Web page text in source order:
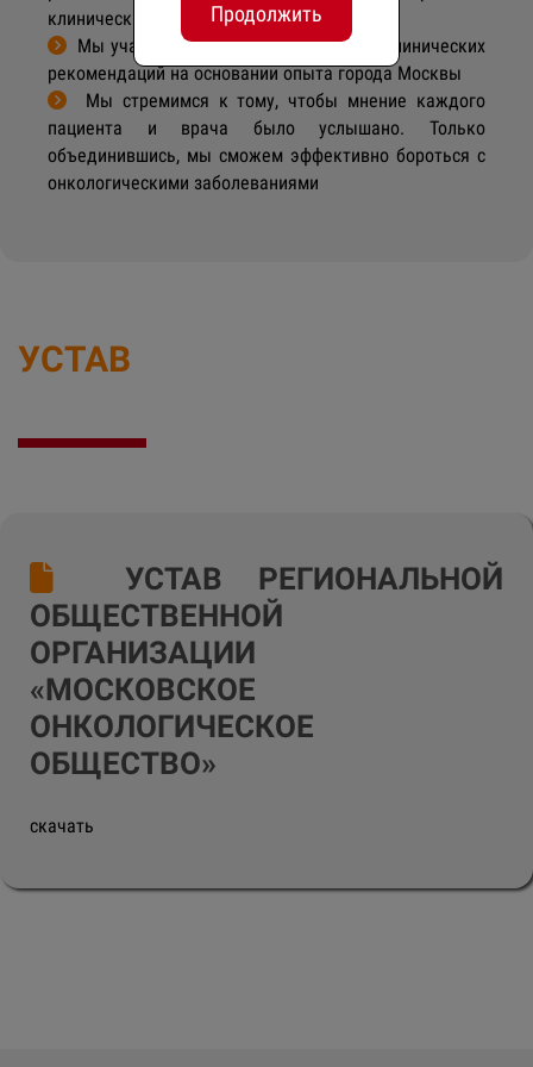
клинических рекомендаций
Мы участвуем в работе по созданию клинических
рекомендаций на основании опыта города Москвы
Мы стремимся к тому, чтобы мнение каждого
пациента и врача было услышано. Только
объединившись, мы сможем эффективно бороться с
онкологическими заболеваниями
УСТАВ
УСТАВ РЕГИОНАЛЬНОЙ
ОБЩЕСТВЕННОЙ
ОРГАНИЗАЦИИ
«МОСКОВСКОЕ
ОНКОЛОГИЧЕСКОЕ
ОБЩЕСТВО»
скачать
Продолжить